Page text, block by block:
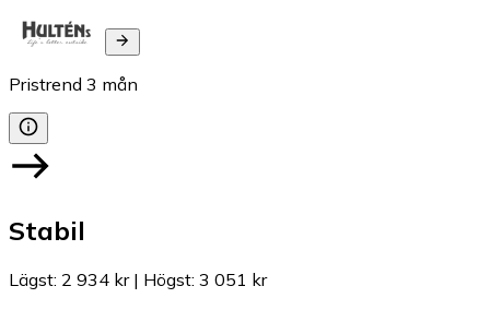
Pristrend 3 mån
Stabil
Lägst: 2 934 kr| Högst: 3 051 kr